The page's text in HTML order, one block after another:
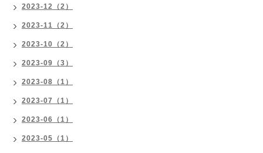
2023-12（2）
2023-11（2）
2023-10（2）
2023-09（3）
2023-08（1）
2023-07（1）
2023-06（1）
2023-05（1）